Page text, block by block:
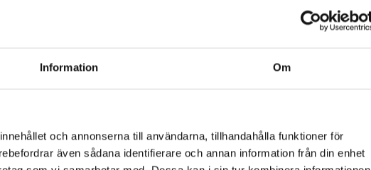
Information Om
och annonserna till användarna, tillhandahålla funktioner för
även sådana identifierare och annan information från din enhet